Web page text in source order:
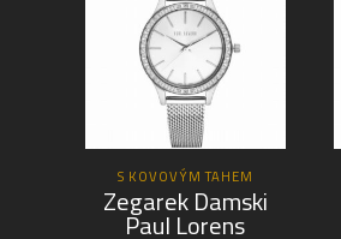
S KOVOVÝM TAHEM
Zegarek Damski
Paul Lorens